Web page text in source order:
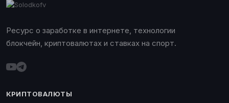
Ресурс о заработке в интернете, технологии
блокчейн, криптовалютах и ставках на спорт.
КРИПТОВАЛЮТЫ